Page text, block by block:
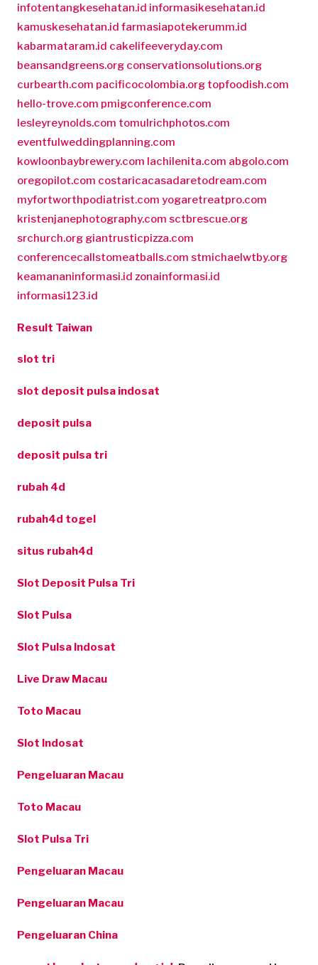
infotentangkesehatan.id informasikesehatan.id
kamuskesehatan.id farmasiapotekerumm.id
kabarmataram.id cakelifeeveryday.com
beansandgreens.org conservationsolutions.org
curbearth.com pacificocolombia.org topfoodish.com
hello-trove.com pmigconference.com
lesleyreynolds.com tomulrichphotos.com
eventfulweddingplanning.com
kowloonbaybrewery.com lachilenita.com abgolo.com
oregopilot.com costaricacasadaretodream.com
myfortworthpodiatrist.com yogaretreatpro.com
kristenjanephotography.com sctbrescue.org
srchurch.org giantrusticpizza.com
conferencecallstomeatballs.com stmichaelwtby.org
keamananinformasi.id zonainformasi.id
informasi123.id
Result Taiwan
slot tri
slot deposit pulsa indosat
deposit pulsa
deposit pulsa tri
rubah 4d
rubah4d togel
situs rubah4d
Slot Deposit Pulsa Tri
Slot Pulsa
Slot Pulsa Indosat
Live Draw Macau
Toto Macau
Slot Indosat
Pengeluaran Macau
Toto Macau
Slot Pulsa Tri
Pengeluaran Macau
Pengeluaran Macau
Pengeluaran China